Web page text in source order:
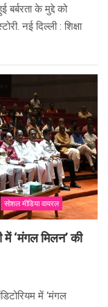
के मुद्दे को
नई दिल्ली : शिक्षा
सोशल मीडिया वायरल
‘मंगल मिलन’ की
में ‘मंगल